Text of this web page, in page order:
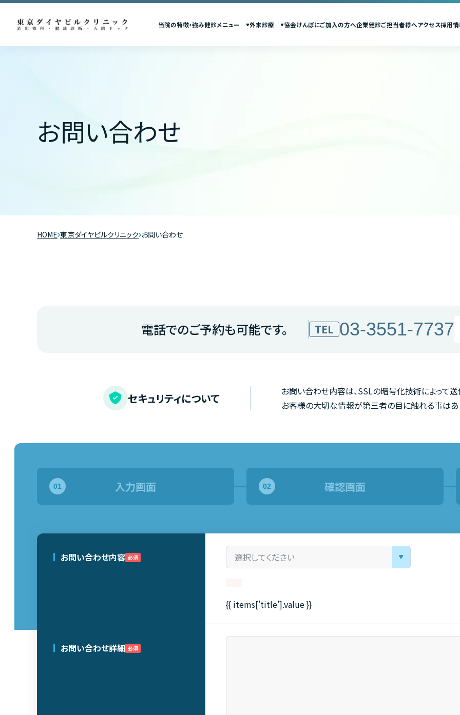
当院の特徴・強み健診メニュー 外来診療 協会けんぽにご加入の方へ企業健診ご担当者様へアクセス採用
お問い合わせ
HOME 東京ダイヤビルクリニック お問い合わせ
電話でのご予約も可能です。 TEL 03-3551-7737
セキュリティについて
お問い合わせ内容は、SSLの暗号化技術によって
お客様の大切な情報が第三者の目に触れる事はあ
入力画面 確認画面
お問い合わせ内容 必須
{{ items['title'].value }}
お問い合わせ詳細 必須